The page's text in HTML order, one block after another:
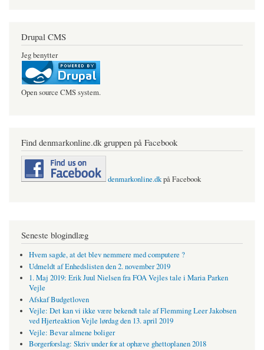
Drupal CMS
Jeg benytter
Open source CMS system.
Find denmarkonline.dk gruppen på Facebook
denmarkonline.dkpå Facebook
Seneste blogindlæg
Hvem sagde, at det blev nemmere med computere ?
Udmeldt af Enhedslisten den 2. november 2019
1. Maj 2019: Erik Juul Nielsen fra FOA Vejles tale i Maria Parken
Vejle
Afskaf Budgetloven
Vejle: Det kan vi ikke være bekendt tale af Flemming Leer Jakobsen
ved Hjerteaktion Vejle lørdag den 13. april 2019
Vejle: Bevar almene boliger
Borgerforslag: Skriv under for at ophæve ghettoplanen 2018